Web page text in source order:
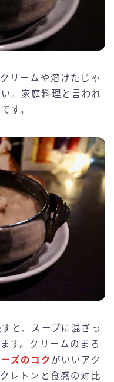
リームや溶けたじゃ
。家庭料理と言われ
す。
と、スープに混ざっ
す。クリームのまろ
ズのコク がいいアク
レトンと食感の対比